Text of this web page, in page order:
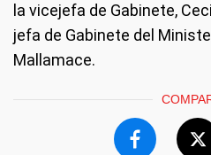
la vicejefa de Gabinete,
jefa de Gabinete del
Mallamace.